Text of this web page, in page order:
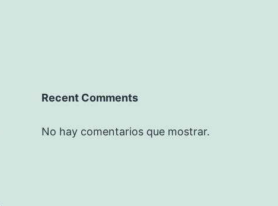
Recent Comments
No hay comentarios que mostrar.